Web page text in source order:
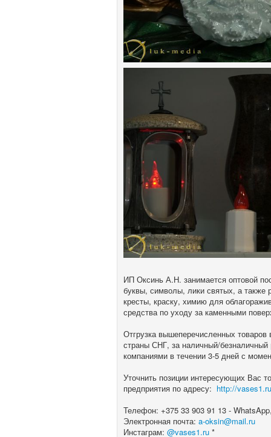
ИП Оксинь А.Н. занимается оптовой
буквы, символы, лики святых, а также
кресты, краску, химию для
средства по уходу за каменными
Отгрузка вышеперечисленных
страны СНГ, за наличный/безналичный
компаниями в течении 3-5 дней с
Уточнить позиции интересующих Вас
предприятия по адресу: http://
Телефон: +375 33 903 91 13 -
Электронная почта:a-oksin@mail.ru
Инстаграм:@vases1.ru *